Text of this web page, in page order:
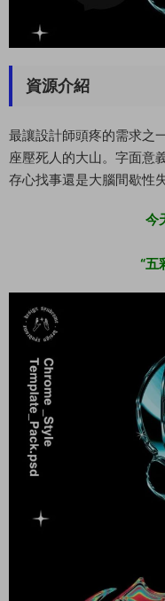
資源介紹
最讓設計師頭疼的需求之
座壓死人的大山。字面意
存心找事還是大腦間歇性失
今
“五